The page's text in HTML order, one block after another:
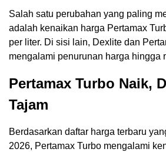
Salah satu perubahan yang paling
adalah kenaikan harga Pertamax
per liter. Di sisi lain, Dexlite dan
mengalami penurunan harga hingga
Pertamax Turbo Naik,
Tajam
Berdasarkan daftar harga terbaru
2026, Pertamax Turbo mengalami